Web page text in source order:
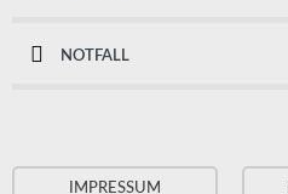
NOTFALL
IMPRESSUM